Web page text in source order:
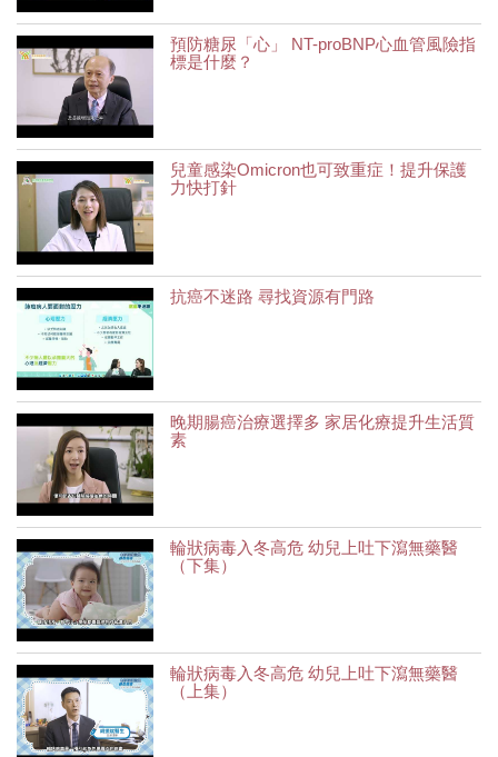
預防糖尿「心」 NT-proBNP心血管風險指
標是什麼？
兒童感染Omicron也可致重症！提升保護
力快打針
抗癌不迷路 尋找資源有門路
晚期腸癌治療選擇多 家居化療提升生活質
素
輪狀病毒入冬高危 幼兒上吐下瀉無藥醫
（下集）
輪狀病毒入冬高危 幼兒上吐下瀉無藥醫
（上集）